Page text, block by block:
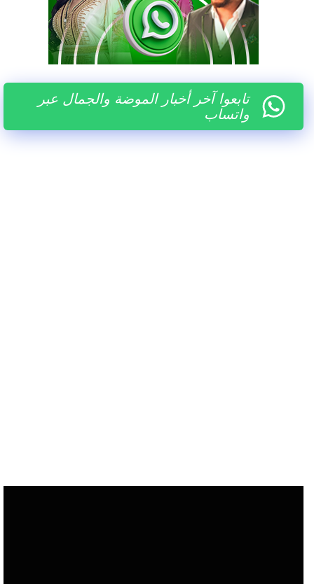
تابعوا آخر أخبار الموضة والجمال عبر
واتساب